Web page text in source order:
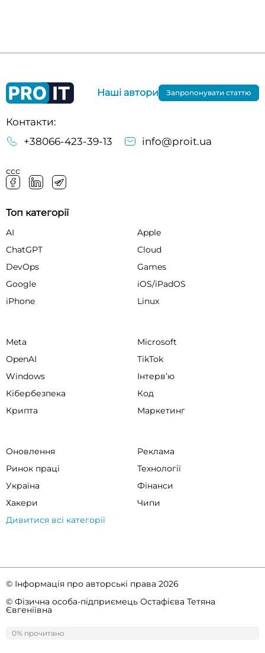
0% прочитано
0%
Контакти:
+38066-423-39-13
info@proit.ua
ссс
Наші автори Запропонувати статтю
Топ категорії
AI
Apple
ChatGPT
Cloud
DevOps
Games
Google
iOS/iPadOS
iPhone
Linux
Meta
Microsoft
OpenAI
TikTok
Windows
Інтервʼю
Кібербезпека
Код
Крипта
Маркетинг
Оновлення
Реклама
Ринок праці
Технології
Україна
Фінанси
Хакери
Чипи
Дивитися всі категорії
© Інформація про авторські права 2026
© Фізична особа-підприємець Остафієва Тетяна
Євгеніївна
Правила спільноти